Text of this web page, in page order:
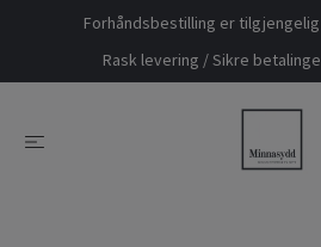
Forhåndsbestilling er
Rask levering / Sikre